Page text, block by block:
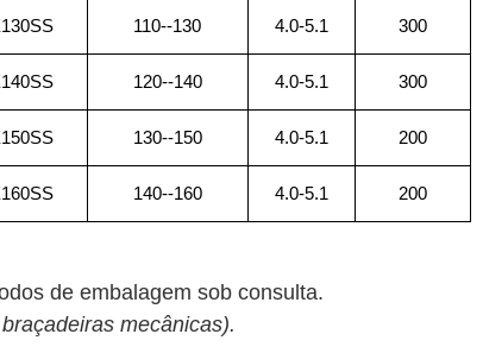
110--130 4.0-5.1 300
120--140 4.0-5.1 300
130--150 4.0-5.1 200
140--160 4.0-5.1 200
de embalagem sob consulta.
mecânicas).